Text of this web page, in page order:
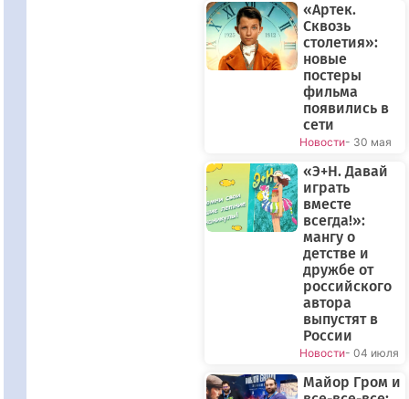
«Артек.
Сквозь
столетия»:
новые
постеры
фильма
появились в
сети
Новости- 30 мая
«Э+Н. Давай
играть
вместе
всегда!»:
мангу о
детстве и
дружбе от
российского
автора
выпустят в
России
Новости- 04 июля
Майор Гром и